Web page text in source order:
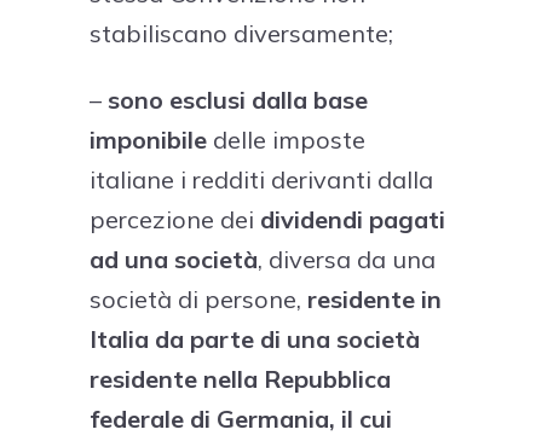
stabiliscano diversamente;
– sono esclusi dalla base
imponibile delle imposte
italiane i redditi derivanti dalla
percezione dei dividendi pagati
ad una società, diversa da una
società di persone, residente in
Italia da parte di una società
residente nella Repubblica
federale di Germania, il cui